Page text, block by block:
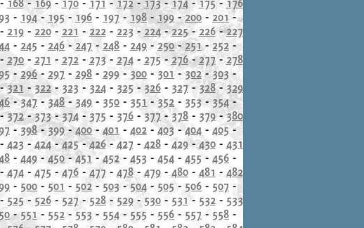
- 194- 195 - 196 - 197 - 198 -199 -200 - 201-
219- 220- 221 - 222- 223 - 224- 225- 226-227
- 245 - 246 - 247 - 248 - 249 - 250-251- 252 -
270- 271 - 272- 273 - 274- 275- 276-277- 278
- 296 - 297 - 298 - 299 -300 - 301 -302-303 -
321 - 322- 323 - 324- 325 - 326- 327-328-329
-347- 348- 349 - 350 - 351 - 352 - 353 - 354 -
372-373-374- 375 - 376- 377-378- 379-380
- 398- 399-400 - 401 - 402 -403 - 404 - 405-
423 - 424-425-426-427 - 428- 429-430- 431
- 449 - 450-451- 452 - 453 - 454 - 455 - 456 -
- 474- 475 - 476- 477 - 478- 479- 480- 481 - 482
- 500 - 501 - 502 - 503- 504 - 505 - 506 - 507 -
525 - 526- 527 - 528- 529- 530- 531 - 532- 533
-551 - 552 - 553 - 554 - 555 - 556 - 557 - 558 -